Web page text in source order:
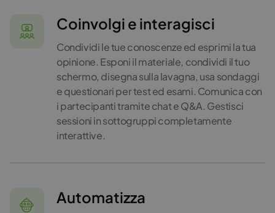
Coinvolgi e interagisci
Condividi le tue conoscenze ed esprimi la tua
opinione. Esponi il materiale, condividi il tuo
schermo, disegna sulla lavagna, usa sondaggi
e questionari per test ed esami. Comunica con
i partecipanti tramite chat e Q&A. Gestisci
sessioni in sottogruppi completamente
interattive.
Automatizza